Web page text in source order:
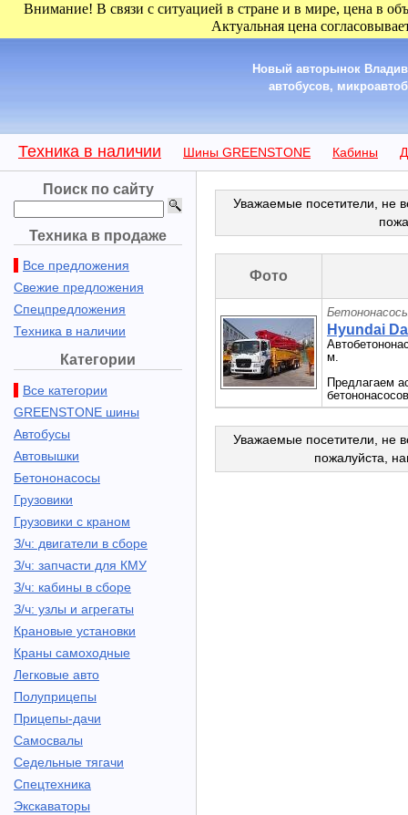
Внимание! В связи с ситуацией в стране и в мире, цена в
Актуальная цена
Новый авторынок
автобусов,
Техника в наличии Шины GREENSTONE Кабины
Поиск по сайту
Техника в продаже
Все предложения
Свежие предложения
Спецпредложения
Техника в наличии
Категории
Все категории
GREENSTONE шины
Автобусы
Автовышки
Бетононасосы
Грузовики
Грузовики с краном
З/ч: двигатели в сборе
З/ч: запчасти для КМУ
З/ч: кабины в сборе
З/ч: узлы и агрегаты
Крановые установки
Краны самоходные
Легковые авто
Полуприцепы
Прицепы-дачи
Самосвалы
Седельные тягачи
Спецтехника
Экскаваторы
Уважаемые посетители, не
Фото
Hyundai
м.
Предлагаем
Уважаемые посетители, не
пожалуйста,